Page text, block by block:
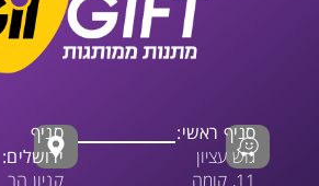
סניף ראשי:
גוש עציון
11, קומה
ירושלים: